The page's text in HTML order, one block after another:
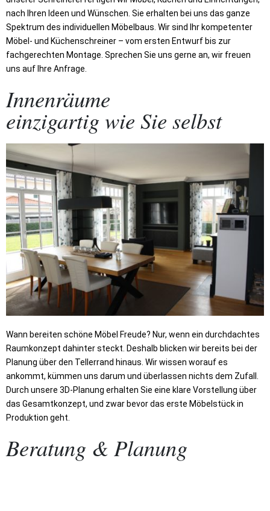
nach Ihren Ideen und Wünschen. Sie erhalten bei uns das ganze
Spektrum des individuellen Möbelbaus. Wir sind Ihr kompetenter
Möbel- und Küchenschreiner – vom ersten Entwurf bis zur
fachgerechten Montage. Sprechen Sie uns gerne an, wir freuen
uns auf Ihre Anfrage.
Innenräume
einzigartig wie Sie selbst
Wann bereiten schöne Möbel Freude? Nur, wenn ein durchdachtes
Raumkonzept dahinter steckt. Deshalb blicken wir bereits bei der
Planung über den Tellerrand hinaus. Wir wissen worauf es
ankommt, kümmen uns darum und überlassen nichts dem Zufall.
Durch unsere 3D-Planung erhalten Sie eine klare Vorstellung über
das Gesamtkonzept, und zwar bevor das erste Möbelstück in
Produktion geht.
Beratung & Planung